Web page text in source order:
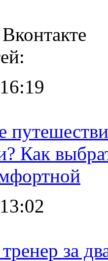
Как
за